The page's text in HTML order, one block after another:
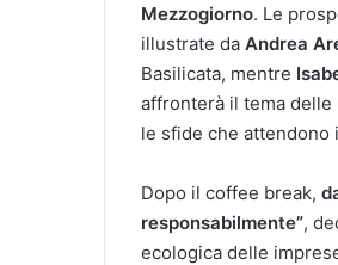
Mezzogiorno. Le
illustrate da Andrea
Basilicata, mentre
affronterà il tema delle
le sfide che attendono
Dopo il coffee break,
responsabilmente”,
ecologica delle